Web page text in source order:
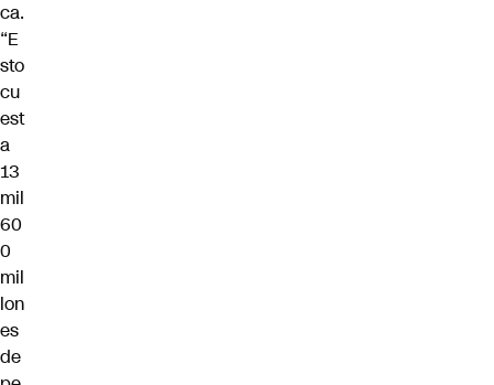
ca.
“E
sto
cu
est
a
13
mil
60
0
mil
lon
es
de